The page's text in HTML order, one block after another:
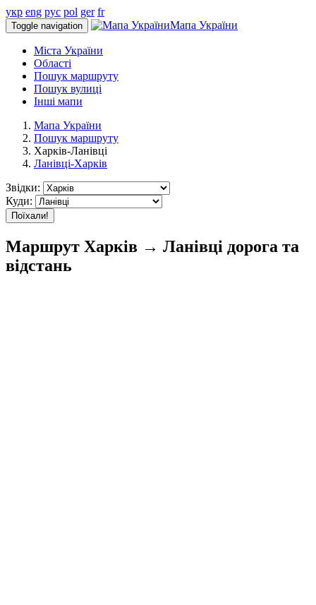
укр eng рус pol ger fr
Toggle navigation Мапа України
Міста України
Області
Пошук маршруту
Пошук вулиці
Інші мапи
Мапа України
Пошук маршруту
Харків-Ланівці
Ланівці-Харків
Звідки:
Куди:
Поїхали!
Маршрут Харків → Ланівці дорога та
відстань